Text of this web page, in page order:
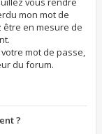
mon mot de
être en mesure de
mot de passe,
du forum.
?